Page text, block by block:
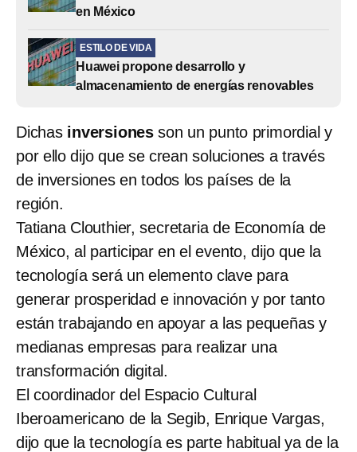
en México
ESTILO DE VIDA
Huawei propone desarrollo y
almacenamiento de energías renovables
Dichasinversiones son un punto primordial y
por ello dijo que se crean soluciones a través
de inversiones en todos los países de la
región.
Tatiana Clouthier, secretaria de Economía de
México, al participar en el evento, dijo que la
tecnología será un elemento clave para
generar prosperidad e innovación y por tanto
están trabajando en apoyar a las pequeñas y
medianas empresas para realizar una
transformación digital.
El coordinador del Espacio Cultural
Iberoamericano de la Segib, Enrique Vargas,
dijo que la tecnología es parte habitual ya de la